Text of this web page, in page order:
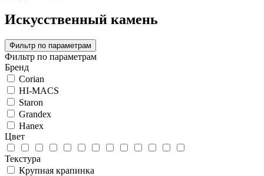
Искусственный камень
Фильтр по параметрам
Фильтр по параметрам
Бренд
Corian
HI-MACS
Staron
Grandex
Hanex
Цвет
Текстура
Крупная крапинка